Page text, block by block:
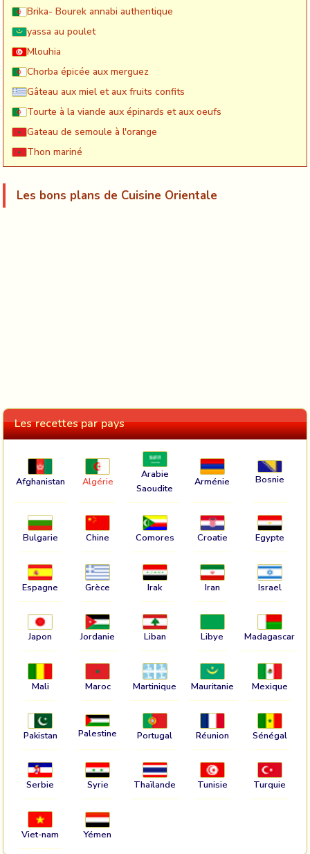
Brika- Bourek annabi authentique
yassa au poulet
Mlouhia
Chorba épicée aux merguez
Gâteau aux miel et aux fruits confits
Tourte à la viande aux épinards et aux oeufs
Gateau de semoule à l'orange
Thon mariné
Les bons plans de Cuisine Orientale
Les recettes par pays
Afghanistan Algérie
Arabie
Saoudite
Arménie Bosnie
Bulgarie Chine Comores Croatie Egypte
Espagne Grèce Irak Iran Israel
Japon Jordanie Liban Libye Madagascar
Mali Maroc Martinique Mauritanie Mexique
Pakistan Palestine Portugal Réunion Sénégal
Serbie Syrie Thaïlande Tunisie Turquie
Viet-nam Yémen